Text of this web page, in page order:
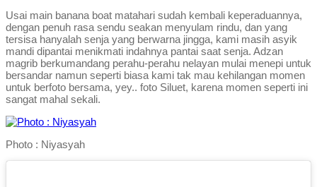
Usai main banana boat matahari sudah kembali keperaduannya,
dengan penuh rasa sendu seakan menyulam rindu, dan yang
tersisa hanyalah senja yang berwarna jingga, kami masih asyik
mandi dipantai menikmati indahnya pantai saat senja. Adzan
magrib berkumandang perahu-perahu nelayan mulai menepi untuk
bersandar namun seperti biasa kami tak mau kehilangan momen
untuk berfoto bersama, yey.. foto Siluet, karena momen seperti ini
sangat mahal sekali.
Photo : Niyasyah